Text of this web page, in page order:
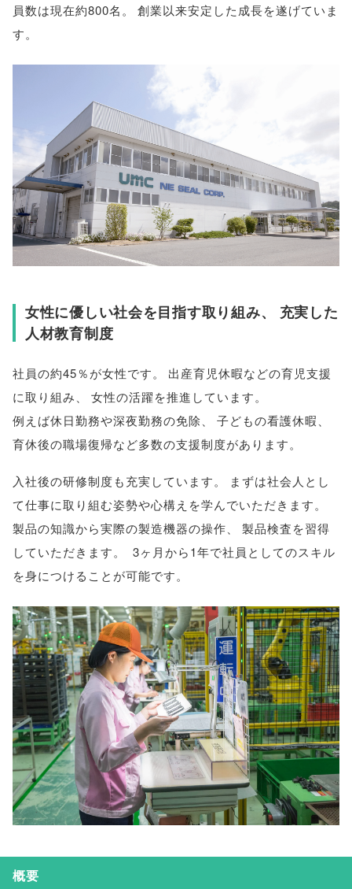
員数は現在約800名 。
創業以来安定した成長を遂げていま
す。
女性に優しい社会を目指す取り組み、
充実した
人材教育制度
社員の約45％が女性です。
出産育児休暇などの育児支援
に取り組み
女性の活躍を推進しています。
例えば休日勤務や深夜勤務の免除
子どもの看護休暇
育休後の職場復帰など多数の支援制度があります。
入社後の研修制度も充実しています。
まずは社会人とし
て仕事に取り組む姿勢や心構えを学んでいただきます。
製品の知識から実際の製造機器の操作
製品検査を習得
していただきます。
3ヶ月から1年で社員としてのスキル
を身につけることが可能です。
概要